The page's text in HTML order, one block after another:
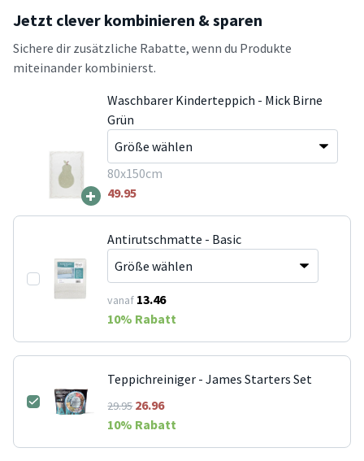
Jetzt clever kombinieren & sparen
Sichere dir zusätzliche Rabatte, wenn du Produkte
miteinander kombinierst.
+
Waschbarer Kinderteppich - Mick Birne
Grün
80x150cm
49.95
Antirutschmatte - Basic
vanaf 13.46
10% Rabatt
Teppichreiniger - James Starters Set
29.9526.96
10% Rabatt